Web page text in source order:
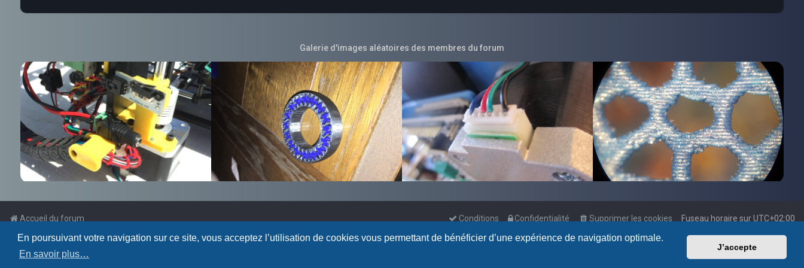
En poursuivant votre navigation sur ce site, vous acceptez l’utilisation de cookies vous permettant de bénéficier d’une expérience de navigation optimale.
En savoir plus…
J’accepte
Galerie d'images aléatoires des membres du forum
Accueil du forum Fuseau horaire surUTC+02:00
Supprimer les cookies
Confidentialité
Conditions
Powered by phpBB
Traduction française officielle